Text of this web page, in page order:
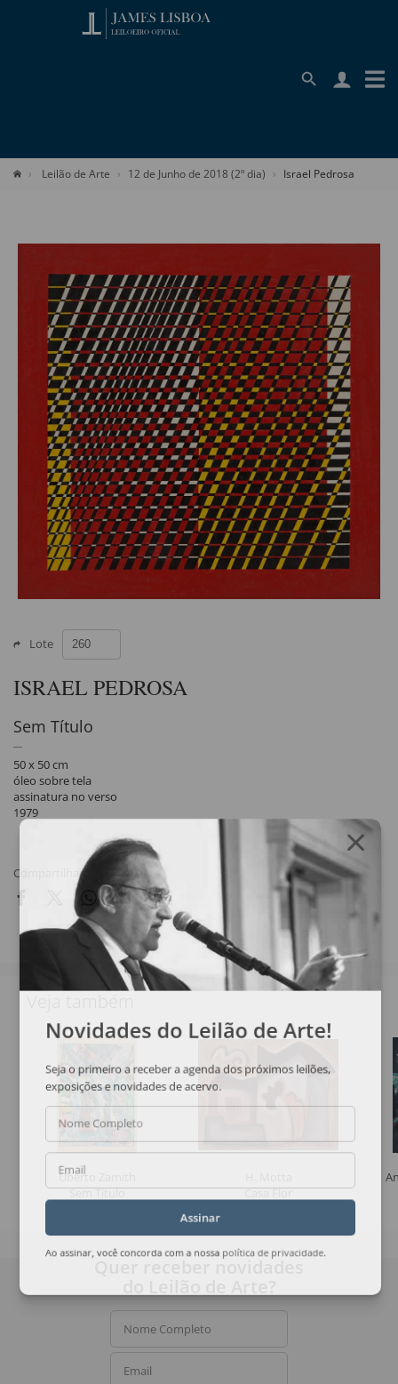
Leilão de Arte 12 de Junho de 2018 (2º dia) Israel Pedrosa
Lote
ISRAEL PEDROSA
Sem Título
50 x 50 cm
óleo sobre tela
assinatura no verso
1979
Compartilhar
Uberto Zamith
Sem Título
Casa Flor
Novidades do Leilão de Arte!
Seja o primeiro a receber a agenda dos próximos leilões,
exposições e novidades de acervo.
Nome Completo
Email
Assinar
Ao assinar, você concorda com a nossa política de privacidade
Nome Completo
Email